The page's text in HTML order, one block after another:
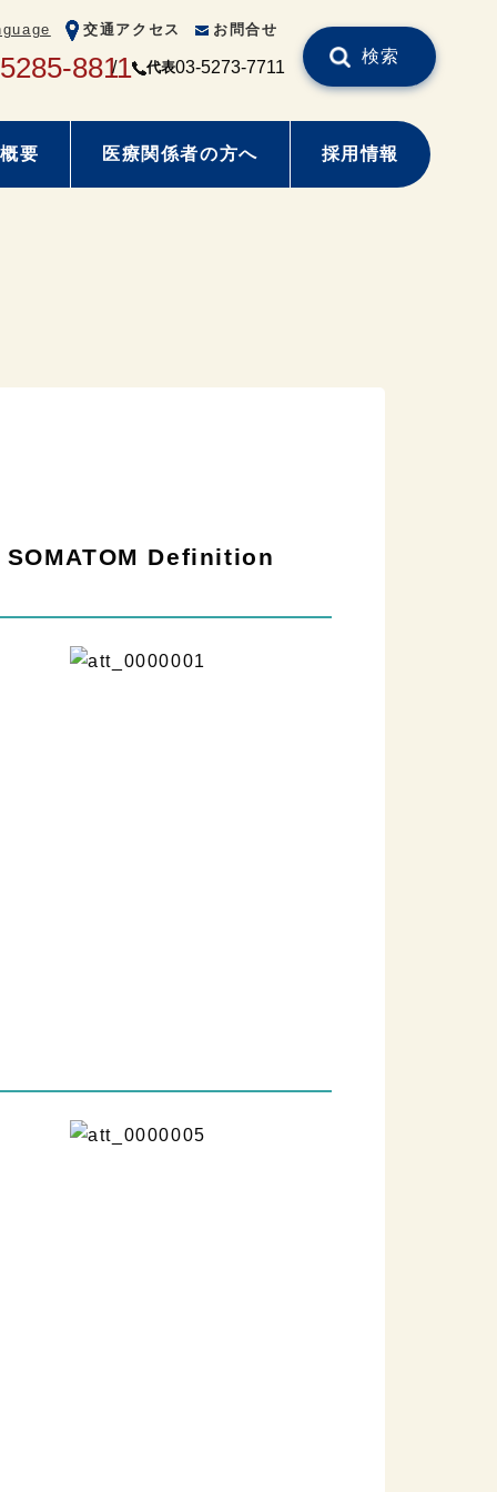
交通アクセス お問合せ
8811 代表03-5273-7711
検索
要 医療関係者の方へ 採用情報
SOMATOM Definition